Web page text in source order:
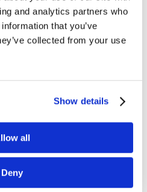
and analytics partners who
that you’ve
collected from your use
Show details
all
Deny
na smutno – jak marki
że Real Time Marketing
orężem